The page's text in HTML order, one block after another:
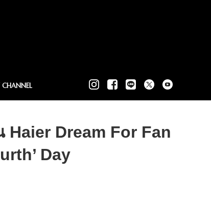
CHANNEL
Haier Dream For Fan
Day